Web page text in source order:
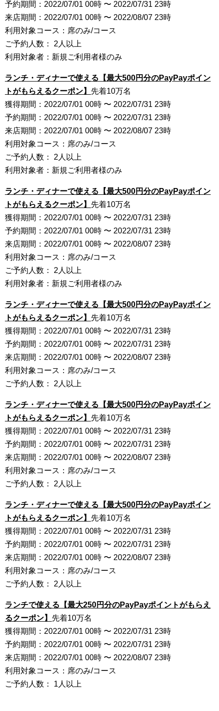
予約期間：2022/07/01 00時 〜 2022/07/31 23時
来店期間：2022/07/01 00時 〜 2022/08/07 23時
利用対象コース：席のみ/コース
ご予約人数： 2人以上
利用対象者：新規ご利用者様のみ
ランチ・ディナーで使える【最大500円分のPayPayポイン
トがもらえるクーポン】 先着10万名
獲得期間：2022/07/01 00時 〜 2022/07/31 23時
予約期間：2022/07/01 00時 〜 2022/07/31 23時
来店期間：2022/07/01 00時 〜 2022/08/07 23時
利用対象コース：席のみ/コース
ご予約人数： 2人以上
利用対象者：新規ご利用者様のみ
ランチ・ディナーで使える【最大500円分のPayPayポイン
トがもらえるクーポン】 先着10万名
獲得期間：2022/07/01 00時 〜 2022/07/31 23時
予約期間：2022/07/01 00時 〜 2022/07/31 23時
来店期間：2022/07/01 00時 〜 2022/08/07 23時
利用対象コース：席のみ/コース
ご予約人数： 2人以上
利用対象者：新規ご利用者様のみ
ランチ・ディナーで使える【最大500円分のPayPayポイン
トがもらえるクーポン】 先着10万名
獲得期間：2022/07/01 00時 〜 2022/07/31 23時
予約期間：2022/07/01 00時 〜 2022/07/31 23時
来店期間：2022/07/01 00時 〜 2022/08/07 23時
利用対象コース：席のみ/コース
ご予約人数： 2人以上
ランチ・ディナーで使える【最大500円分のPayPayポイン
トがもらえるクーポン】 先着10万名
獲得期間：2022/07/01 00時 〜 2022/07/31 23時
予約期間：2022/07/01 00時 〜 2022/07/31 23時
来店期間：2022/07/01 00時 〜 2022/08/07 23時
利用対象コース：席のみ/コース
ご予約人数： 2人以上
ランチ・ディナーで使える【最大500円分のPayPayポイン
トがもらえるクーポン】 先着10万名
獲得期間：2022/07/01 00時 〜 2022/07/31 23時
予約期間：2022/07/01 00時 〜 2022/07/31 23時
来店期間：2022/07/01 00時 〜 2022/08/07 23時
利用対象コース：席のみ/コース
ご予約人数： 2人以上
ランチで使える【最大250円分のPayPayポイントがもらえ
るクーポン】 先着10万名
獲得期間：2022/07/01 00時 〜 2022/07/31 23時
予約期間：2022/07/01 00時 〜 2022/07/31 23時
来店期間：2022/07/01 00時 〜 2022/08/07 23時
利用対象コース：席のみ/コース
ご予約人数： 1人以上